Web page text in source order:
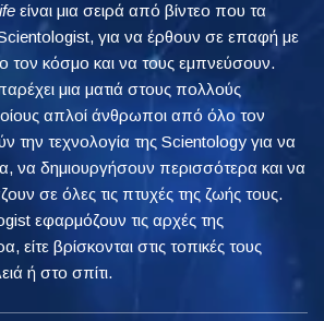
είναι μια σειρά από βίντεο που τα
Scientologist, για να έρθουν σε επαφή με
κόσμο και να τους εμπνεύσουν.
μια ματιά στους πολλούς
απλοί άνθρωποι από όλο τον
την τεχνολογία της Scientology για να
να δημιουργήσουν περισσότερα και να
σε όλες τις πτυχές της ζωής τους.
εφαρμόζουν τις αρχές της
είτε βρίσκονται στις τοπικές τους
ή στο σπίτι.